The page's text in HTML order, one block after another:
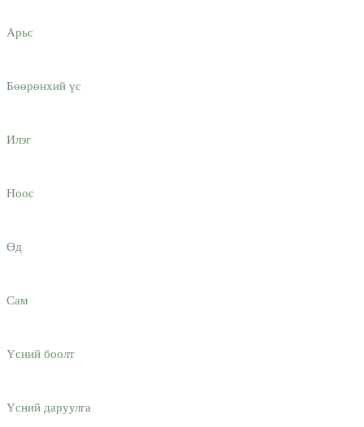
Арьс
Бөөрөнхий үс
Илэг
Ноос
Өд
Сам
Үсний боолт
Үсний даруулга